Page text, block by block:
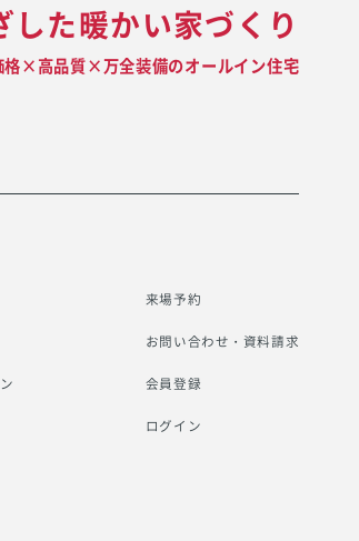
した暖かい家づくり
格×高品質×万全装備のオールイン住宅
来場予約
お問い合わせ・資料請求
会員登録
ログイン